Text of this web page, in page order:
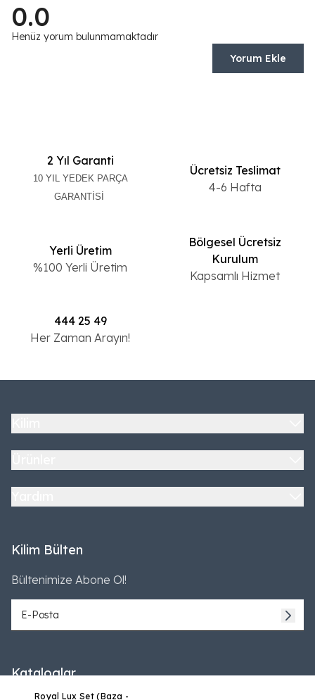
Royal Lux Set (Baza -
0.0
Henüz yorum bulunmamaktadır
Yorum Ekle
2 Yıl Garanti
10 YIL YEDEK PARÇA
GARANTİSİ
Ücretsiz Teslimat
4-6 Hafta
Yerli Üretim
%100 Yerli Üretim
Bölgesel Ücretsiz
Kurulum
Kapsamlı Hizmet
444 25 49
Her Zaman Arayın!
Kataloglar
Kilim Bülten
Bültenimize Abone Ol!